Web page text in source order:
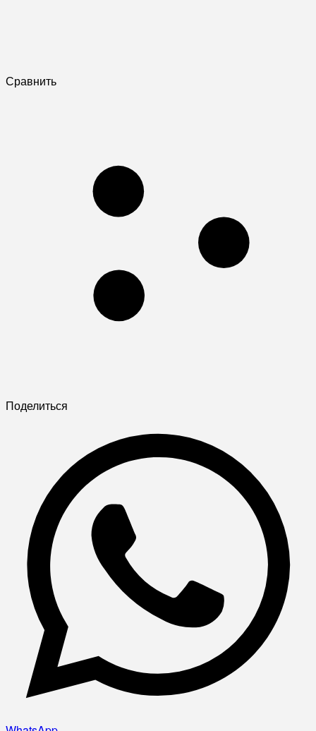
Сравнить
Поделиться